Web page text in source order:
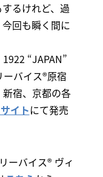
るけれど、過
回も瞬く間に
1922 “JAPAN”
バイス®原宿
宿、京都の各
イトにて発売
ーバイス® ヴィ